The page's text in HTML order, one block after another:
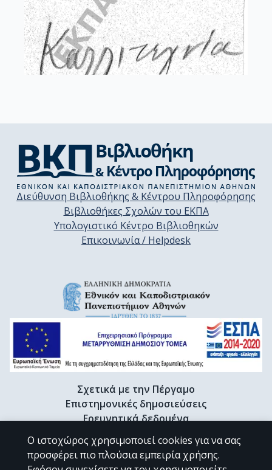
Διεύθυνση Βιβλιοθήκης & Κέντρου Πληροφόρησης
Βιβλιοθήκες Σχολών του ΕΚΠΑ
Υπολογιστικό Κέντρο Βιβλιοθηκών
Επικοινωνία / Helpdesk
Σχετικά με την Πέργαμο
Επιστημονικές δημοσιεύσεις
Ερευνητικά δεδομένα
Διδακτορικές διατριβές & Γκρίζα βιβλιογραφία
Προφίλ Ερευνητή
Ο ιστοχώρος χρησιμοποιεί cookies για να σας
προσφέρει πιο πλούσια εμπειρία χρήσης.